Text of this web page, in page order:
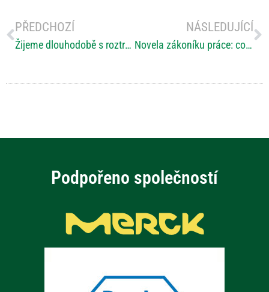
PŘEDCHOZÍ
Žijeme dlouhodobě s roztroušenou sklerózou
NÁSLEDUJÍCÍ
Novela zákoníku práce: co zkomplikuje, co usnadní a kde vám hrozí tučná pokuta
Podpořeno společností